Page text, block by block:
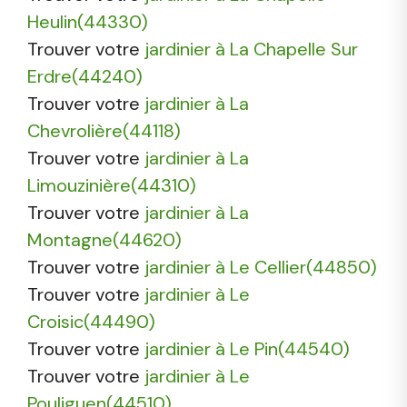
Heulin(44330)
Trouver votre jardinier à La Chapelle Sur
Erdre(44240)
Trouver votre jardinier à La
Chevrolière(44118)
Trouver votre jardinier à La
Limouzinière(44310)
Trouver votre jardinier à La
Montagne(44620)
Trouver votre jardinier à Le Cellier(44850)
Trouver votre jardinier à Le
Croisic(44490)
Trouver votre jardinier à Le Pin(44540)
Trouver votre jardinier à Le